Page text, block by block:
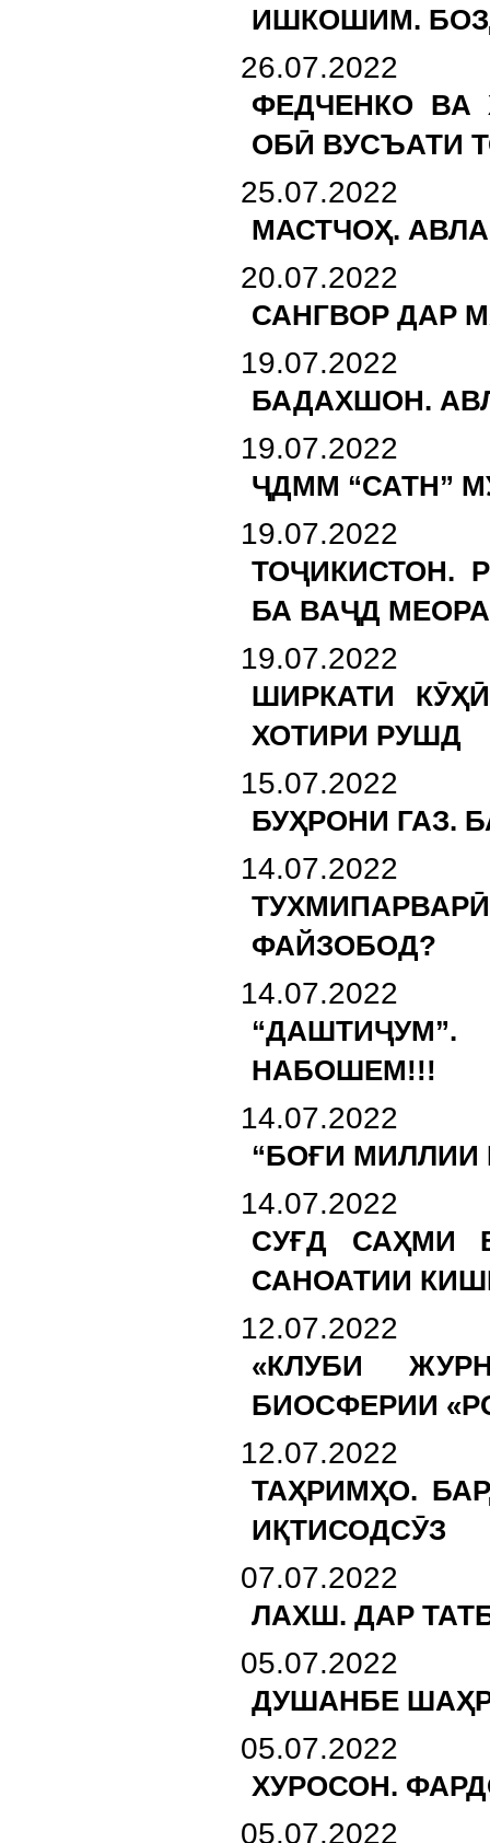
ИШКОШИМ.
26.07.2022
ФЕДЧЕНКО ВА
ОБӢ ВУСЪАТИ
25.07.2022
МАСТЧОҲ.
20.07.2022
САНГВОР ДАР
19.07.2022
БАДАХШОН.
19.07.2022
ҶДММ “САТН”
19.07.2022
ТОҶИКИСТОН.
БА ВАҶД
19.07.2022
ШИРКАТИ
ХОТИРИ РУШД
15.07.2022
БУҲРОНИ ГАЗ.
14.07.2022
ФАЙЗОБОД?
14.07.2022
НАБОШЕМ!!!
14.07.2022
“БОҒИ МИЛЛИИ
14.07.2022
СУҒД САҲМИ
САНОАТИИ
12.07.2022
«КЛУБИ
БИОСФЕРИИ
12.07.2022
ТАҲРИМҲО.
ИҚТИСОДСӮЗ
07.07.2022
ЛАХШ. ДАР
05.07.2022
ДУШАНБЕ
05.07.2022
ХУРОСОН.
05.07.2022